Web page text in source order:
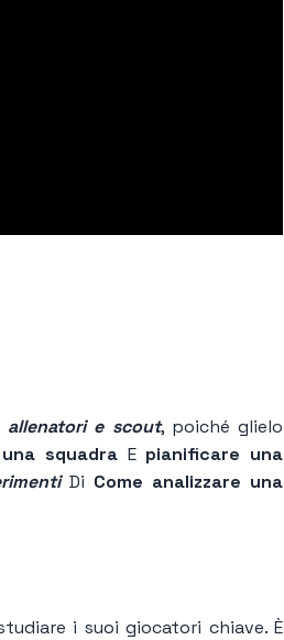
allenatori e scout, poiché glielo
squadraE pianificare una
Di Come analizzare una
i suoi giocatori chiave. È